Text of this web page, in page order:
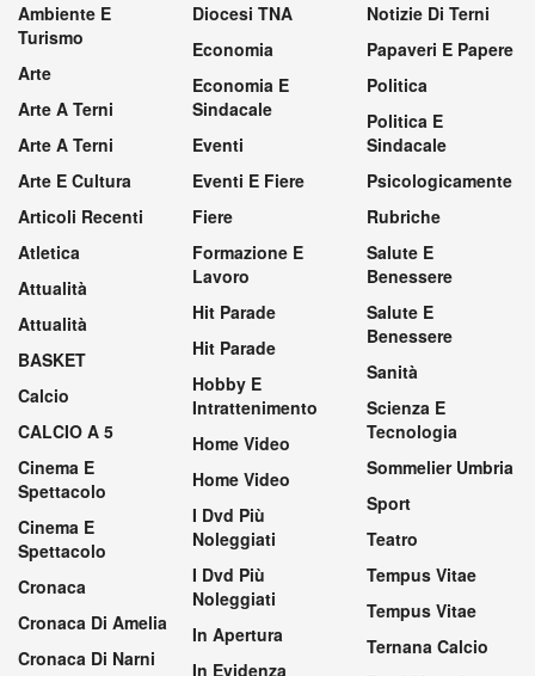
Ambiente E
Turismo
Arte
Arte A Terni
Arte A Terni
Arte E Cultura
Articoli Recenti
Atletica
Attualità
Attualità
BASKET
Calcio
CALCIO A 5
Cinema E
Spettacolo
Cinema E
Spettacolo
Cronaca
Cronaca Di Amelia
Cronaca Di Narni
Diocesi TNA
Economia
Economia E
Sindacale
Eventi
Eventi E Fiere
Fiere
Formazione E
Lavoro
Hit Parade
Hit Parade
Hobby E
Intrattenimento
Home Video
Home Video
I Dvd Più
Noleggiati
I Dvd Più
Noleggiati
In Apertura
In Evidenza
Notizie Di Terni
Papaveri E Papere
Politica
Politica E
Sindacale
Psicologicamente
Rubriche
Salute E
Benessere
Salute E
Benessere
Sanità
Scienza E
Tecnologia
Sommelier Umbria
Sport
Teatro
Tempus Vitae
Tempus Vitae
Ternana Calcio